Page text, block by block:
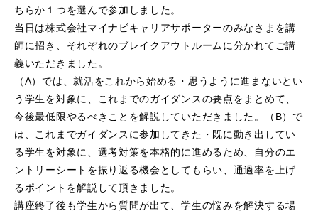
ちらか１つを選んで参加しました。
当日は株式会社マイナビキャリアサポーターのみなさまを講
師に招き、それぞれのブレイクアウトルームに分かれてご講
義いただきました。
（A）では、就活をこれから始める・思うように進まないとい
う学生を対象に、これまでのガイダンスの要点をまとめて、
今後最低限やるべきことを解説していただきました。（B）で
は、これまでガイダンスに参加してきた・既に動き出してい
る学生を対象に、選考対策を本格的に進めるため、自分のエ
ントリーシートを振り返る機会としてもらい、通過率を上げ
るポイントを解説して頂きました。
講座終了後も学生から質問が出て、学生の悩みを解決する場